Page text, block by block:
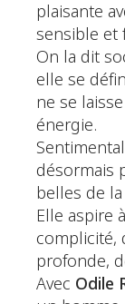
plaisante
sensible et
On la dit
elle se
ne se
énergie.
désormais
belles de la
Elle aspire
complicité,
profonde,
Avec Odile